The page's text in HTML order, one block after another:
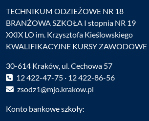
TECHNIKUM ODZIEŻOWE NR 18
BRANŻOWA SZKOŁA I stopnia NR 19
XXIX LO im. Krzysztofa Kieślowskiego
KWALIFIKACYJNE KURSY ZAWODOWE
30-614 Kraków, ul. Cechowa 57
12 422-47-75 · 12 422-86-56
zsodz1@mjo.krakow.pl
Konto bankowe szkoły: